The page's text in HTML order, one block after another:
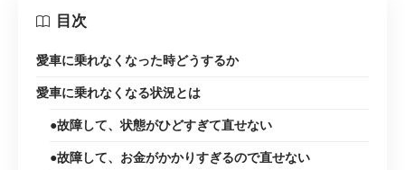
目次
愛車に乗れなくなった時どうするか
愛車に乗れなくなる状況とは
●故障して、状態がひどすぎて直せない
●故障して、お金がかかりすぎるので直せない